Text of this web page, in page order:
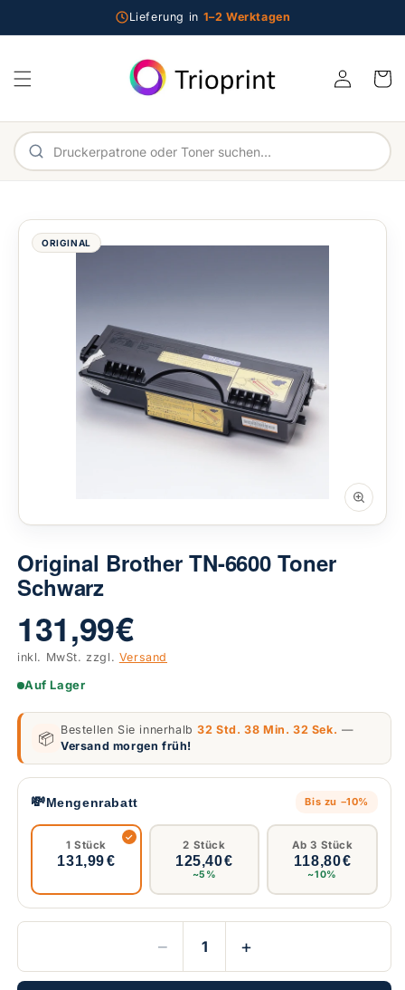
Direkt zum InhaltLieferung in 1–2 Werktagen
Einloggen
Im Shop suchen
ORIGINAL
Original Brother TN-6600 Toner
Schwarz
131,99 €
inkl. MwSt. zzgl. Versand
Auf Lager
📦 Bestellen Sie innerhalb32 Std. 38 Min. 31 Sek.—
Versand morgen früh!
💸Mengenrabatt Bis zu −10%
1 Stück
131,99 €
2 Stück
125,40 €
~5%
Ab 3 Stück
118,80 €
~10%
− +